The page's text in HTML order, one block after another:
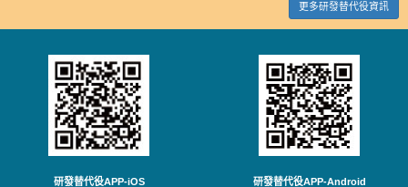
更多研發替代役資訊
研發替代役APP-iOS 研發替代役APP-Android